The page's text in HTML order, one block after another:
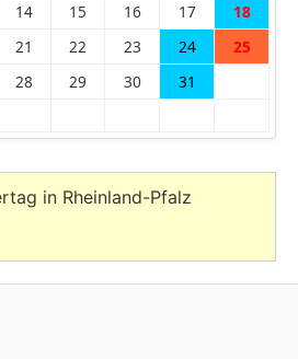
14 15 16 17 18
21 22 23 24 25
28 29 30 31
in Rheinland-Pfalz